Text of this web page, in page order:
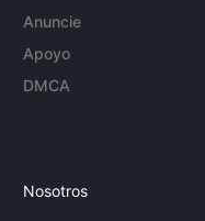
Anuncie
Apoyo
DMCA
Nosotros